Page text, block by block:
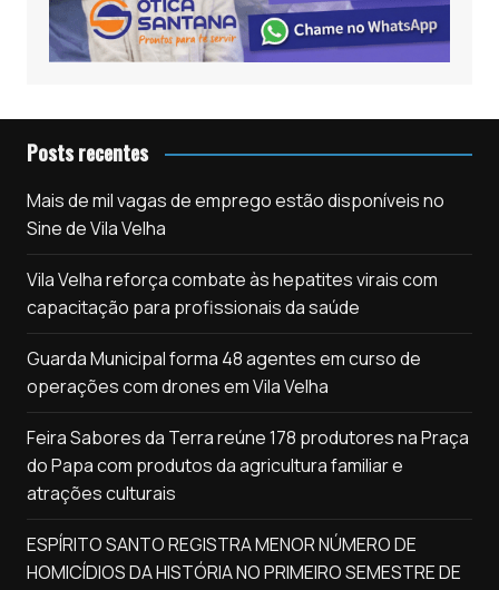
Posts recentes
Mais de mil vagas de emprego estão disponíveis no
Sine de Vila Velha
Vila Velha reforça combate às hepatites virais com
capacitação para profissionais da saúde
Guarda Municipal forma 48 agentes em curso de
operações com drones em Vila Velha
Feira Sabores da Terra reúne 178 produtores na Praça
do Papa com produtos da agricultura familiar e
atrações culturais
ESPÍRITO SANTO REGISTRA MENOR NÚMERO DE
HOMICÍDIOS DA HISTÓRIA NO PRIMEIRO SEMESTRE DE